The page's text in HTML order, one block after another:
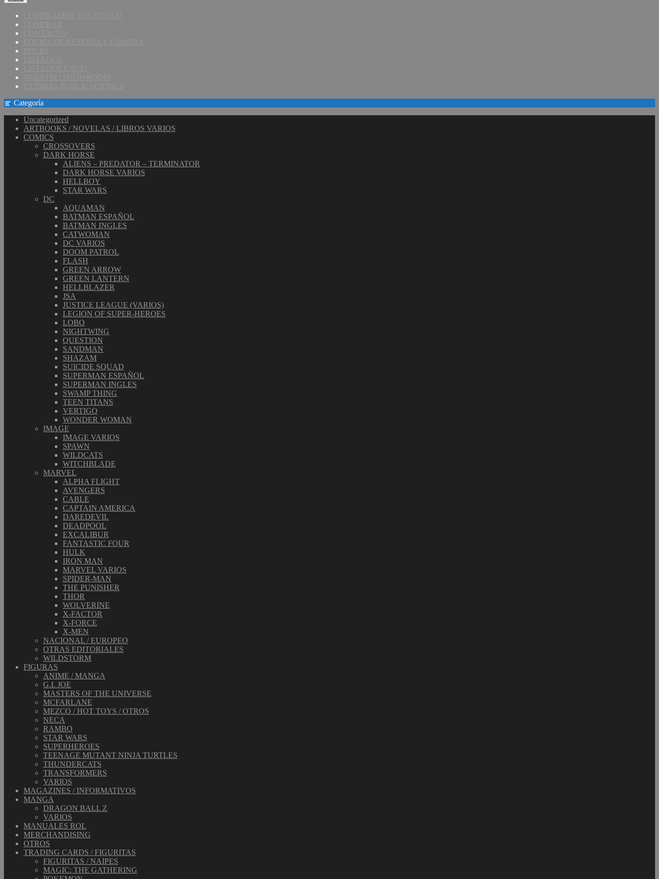
Categoría
Uncategorized
ARTBOOKS / NOVELAS / LIBROS VARIOS
COMICS
CROSSOVERS
DARK HORSE
ALIENS – PREDATOR – TERMINATOR
DARK HORSE VARIOS
HELLBOY
STAR WARS
DC
AQUAMAN
BATMAN ESPAÑOL
BATMAN INGLES
CATWOMAN
DC VARIOS
DOOM PATROL
FLASH
GREEN ARROW
GREEN LANTERN
HELLBLAZER
JSA
JUSTICE LEAGUE (VARIOS)
LEGION OF SUPER-HEROES
LOBO
NIGHTWING
QUESTION
SANDMAN
SHAZAM
SUICIDE SQUAD
SUPERMAN ESPAÑOL
SUPERMAN INGLES
SWAMP THING
TEEN TITANS
VERTIGO
WONDER WOMAN
IMAGE
IMAGE VARIOS
SPAWN
WILDCATS
WITCHBLADE
MARVEL
ALPHA FLIGHT
AVENGERS
CABLE
CAPTAIN AMERICA
DAREDEVIL
DEADPOOL
EXCALIBUR
FANTASTIC FOUR
HULK
IRON MAN
MARVEL VARIOS
SPIDER-MAN
THE PUNISHER
THOR
WOLVERINE
X-FACTOR
X-FORCE
X-MEN
NACIONAL / EUROPEO
OTRAS EDITORIALES
WILDSTORM
FIGURAS
ANIME / MANGA
G.I. JOE
MASTERS OF THE UNIVERSE
MCFARLANE
MEZCO / HOT TOYS / OTROS
NECA
RAMBO
STAR WARS
SUPERHEROES
TEENAGE MUTANT NINJA TURTLES
THUNDERCATS
TRANSFORMERS
VARIOS
MAGAZINES / INFORMATIVOS
MANGA
DRAGON BALL Z
VARIOS
MANUALES ROL
MERCHANDISING
OTROS
TRADING CARDS / FIGURITAS
FIGURITAS / NAIPES
MAGIC: THE GATHERING